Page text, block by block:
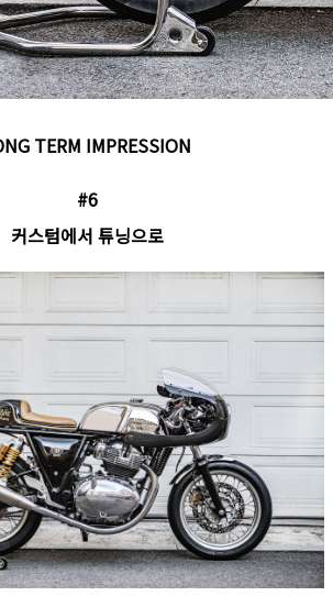
TERM IMPRESSION
#6
커스텀에서 튜닝으로